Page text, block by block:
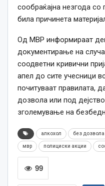
сообраќајна незгода со
била причинета
Од МВР информираат
документирање на
соодветни кривични
апел до сите учесници
почитуваат правилата,
дозвола или под
зголемување на
алкохол без дозвола
мвр полициски акции
99